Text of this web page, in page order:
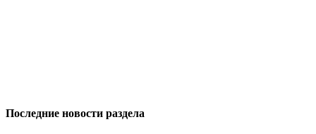
Последние новости раздела